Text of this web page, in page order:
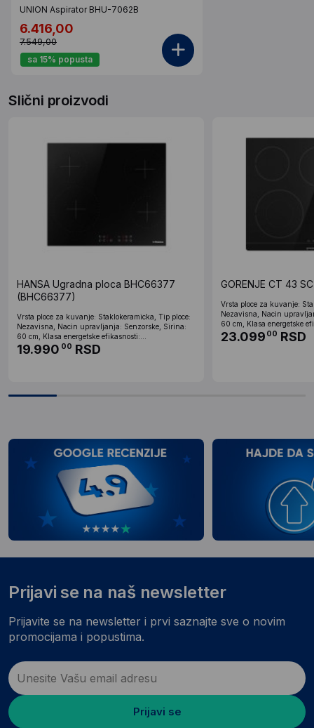
UNION Aspirator BHU-7062B
6.416,00
7.549,00
sa 15% popusta
Slični proizvodi
HANSA Ugradna ploca BHC66377
(BHC66377)
Vrsta ploce za kuvanje: Staklokeramicka, Tip ploce:
Nezavisna, Nacin upravljanja: Senzorske, Sirina:
60 cm, Klasa energetske efikasnosti:...
19.990 00 RSD
GORENJE CT 43 SC
Vrsta ploce za kuvanje:
Nezavisna, Nacin
60 cm, Klasa energetske
23.099 00 RSD
Prijavi se na naš newsletter
Prijavite se na newsletter i prvi saznajte sve o novim
promocijama i popustima.
Prijavi se